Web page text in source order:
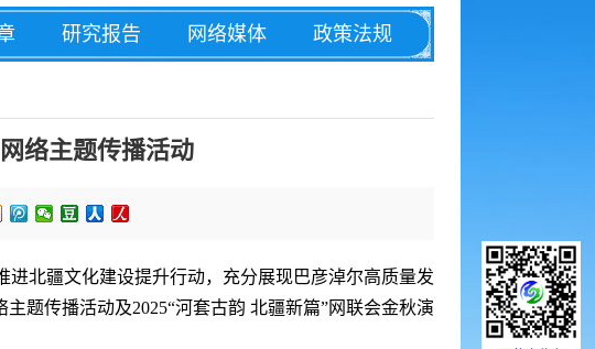
研究报告 网络媒体 政策法规
络主题传播活动
北疆文化建设提升行动，充分展现巴彦淖尔高质量发
题传播活动及2025“河套古韵 北疆新篇”网联会金秋演